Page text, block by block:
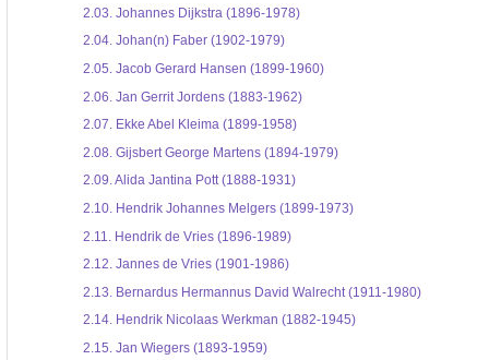
2.03.Johannes Dijkstra (1896-1978)
2.04.Johan(n) Faber (1902-1979)
2.05.Jacob Gerard Hansen (1899-1960)
2.06. Jan Gerrit Jordens (1883-1962)
2.07.Ekke Abel Kleima (1899-1958)
2.08.Gijsbert George Martens (1894-1979)
2.09.Alida Jantina Pott (1888-1931)
2.10.Hendrik Johannes Melgers (1899-1973)
2.11.
Hendrik de Vries (1896-1989)
2.12.Jannes de Vries (1901-1986)
2.13.Bernardus Hermannus David Walrecht (1911-1980)
2.14.Hendrik Nicolaas Werkman (1882-1945)
2.15.Jan Wiegers (1893-1959)